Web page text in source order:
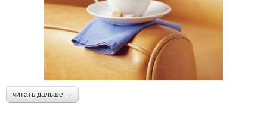
читать дальше →